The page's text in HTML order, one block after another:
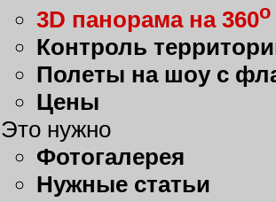
3D панорама на 360о
Контроль
Полеты на шоу с
Цены
Это нужно
Фотогалерея
Нужные статьи